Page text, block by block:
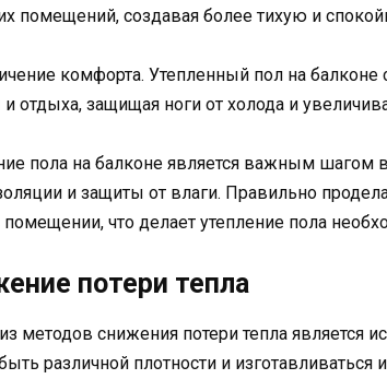
помещений, создавая более тихую и
комфорта. Утепленный пол на балконе
отдыха, защищая ноги от холода и
пола на балконе является важным шагом
и защиты от влаги. Правильно
что делает утепление пола
потери тепла
методов снижения потери тепла является
различной плотности и изготавливаться